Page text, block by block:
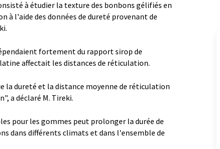
à étudier la texture des bonbons gélifiés en
à l'aide des données de dureté provenant de
fortement du rapport sirop de
affectait les distances de réticulation.
la dureté et la distance moyenne de réticulation
a déclaré M. Tireki.
pour les gommes peut prolonger la durée de
dans différents climats et dans l'ensemble de